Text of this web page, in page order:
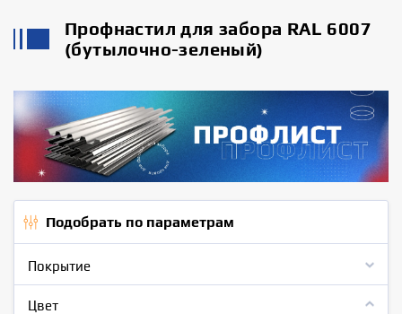
Профнастил для забора RAL 6007
(бутылочно-зеленый)
Подобрать по параметрам
Покрытие
Цвет